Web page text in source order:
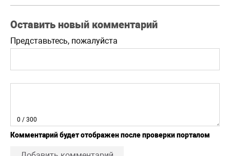
Оставить новый комментарий
Представьтесь, пожалуйста
0 / 300
Комментарий будет отображен после проверки порталом